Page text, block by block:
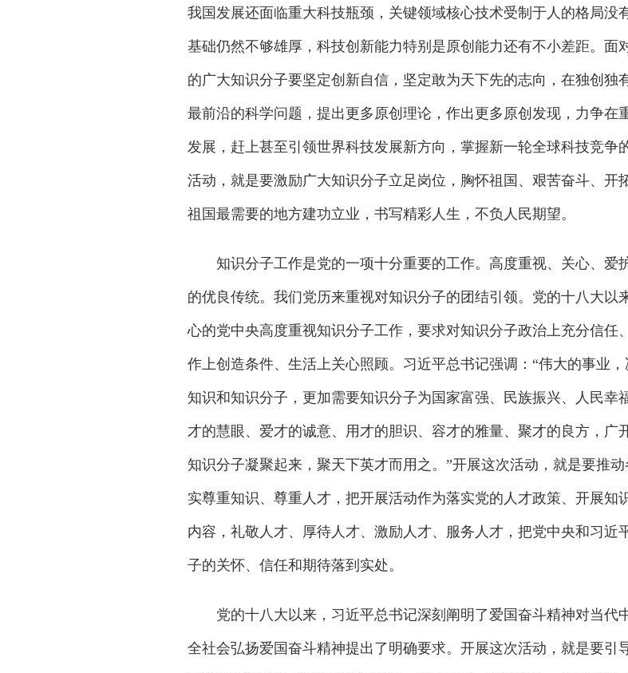
我国发展还面临重大科技瓶颈，关键领域核心技术受制于人的格局没
基础仍然不够雄厚，科技创新能力特别是原创能力还有不小差距。面
的广大知识分子要坚定创新自信，坚定敢为天下先的志向，在独创独
最前沿的科学问题，提出更多原创理论，作出更多原创发现，力争在
发展，赶上甚至引领世界科技发展新方向，掌握新一轮全球科技竞争
活动，就是要激励广大知识分子立足岗位，胸怀祖国、艰苦奋斗、开
祖国最需要的地方建功立业，书写精彩人生，不负人民期望。
知识分子工作是党的一项十分重要的工作。高度重视、关心、爱
的优良传统。我们党历来重视对知识分子的团结引领。党的十八大以
心的党中央高度重视知识分子工作，要求对知识分子政治上充分信任
作上创造条件、生活上关心照顾。习近平总书记强调：“伟大的事业
知识和知识分子，更加需要知识分子为国家富强、民族振兴、人民幸
才的慧眼、爱才的诚意、用才的胆识、容才的雅量、聚才的良方，广
知识分子凝聚起来，聚天下英才而用之。”开展这次活动，就是要推
实尊重知识、尊重人才，把开展活动作为落实党的人才政策、开展知
内容，礼敬人才、厚待人才、激励人才、服务人才，把党中央和习近
子的关怀、信任和期待落到实处。
党的十八大以来，习近平总书记深刻阐明了爱国奋斗精神对当代
全社会弘扬爱国奋斗精神提出了明确要求。开展这次活动，就是要引